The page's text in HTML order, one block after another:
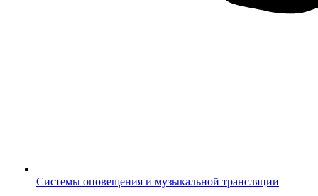
Системы оповещения и музыкальной трансляции